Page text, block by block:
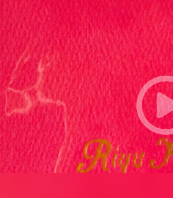
ビジネス・起業
まちづくり・地域活性化